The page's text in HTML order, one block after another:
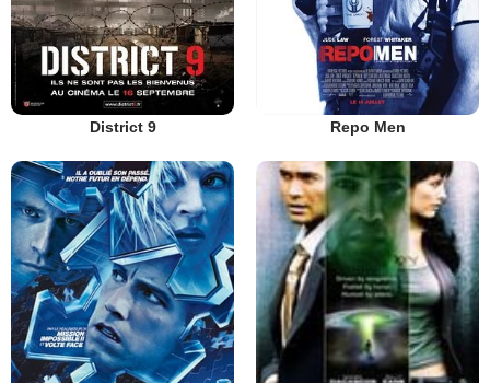
District 9 Repo Men